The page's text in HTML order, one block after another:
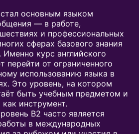
основным языком
— в работе,
и профессиональных
сферах базового знания
курс английского
перейти от ограниченного
использованию языка в
Это уровень, на котором
быть учебным предметом и
как инструмент.
B2 часто является
в международных